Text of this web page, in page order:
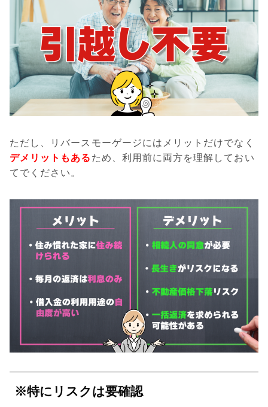
ただし、リバースモーゲージにはメリットだけでなく
デメリットもある ため、利用前に両方を理解しておい
てでください。
※特にリスクは要確認